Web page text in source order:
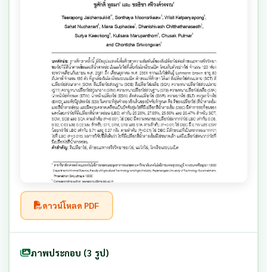
ดาวน์โหลด PDF
ภาพประกอบ (3 รูป)